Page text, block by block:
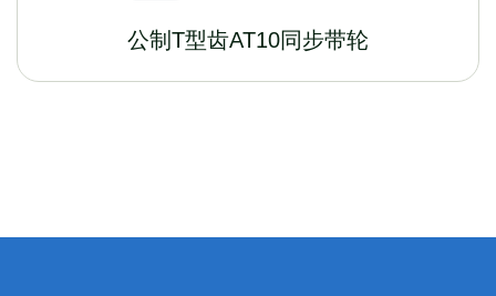
公制T型齿AT10同步带轮